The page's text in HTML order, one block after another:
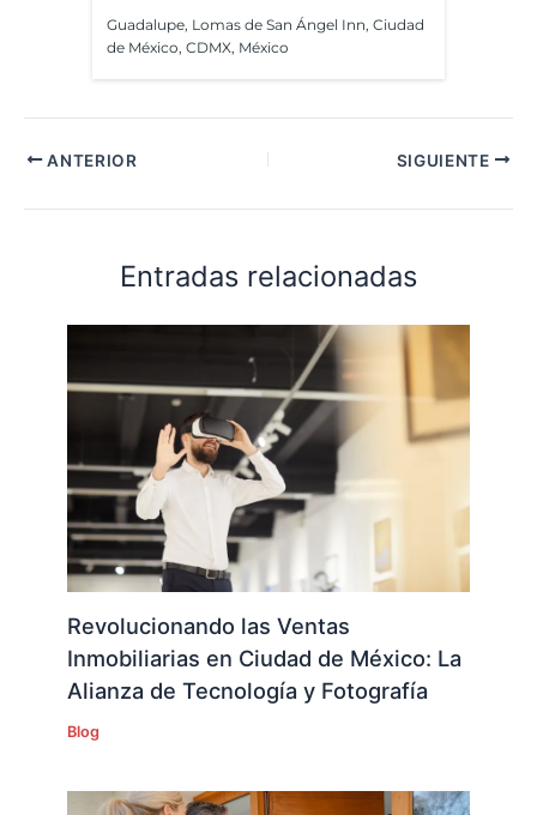
Guadalupe, Lomas de San Ángel Inn, Ciudad
de México, CDMX, México
ANTERIOR SIGUIENTE
Entradas relacionadas
Revolucionando las Ventas
Inmobiliarias en Ciudad de México: La
Alianza de Tecnología y Fotografía
Blog